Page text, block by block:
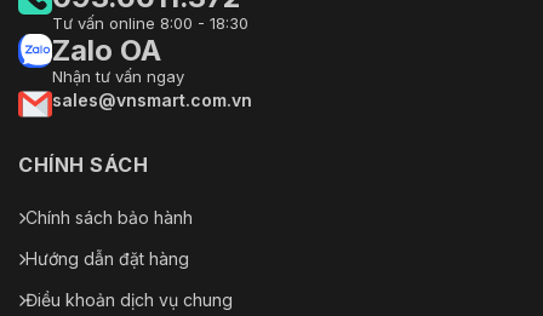
Tư vấn online 8:00 - 18:30
Zalo OA
Nhận tư vấn ngay
sales@vnsmart.com.vn
CHÍNH SÁCH
Chính sách bảo hành
Hướng dẫn đặt hàng
Điều khoản dịch vụ chung